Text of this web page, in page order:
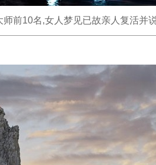
前10名,女人梦见已故亲人复活并